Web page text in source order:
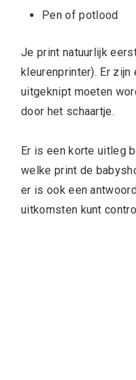
Pen of potlood
Je print natuurlijk
kleurenprinter). Er
uitgeknipt moeten
door het schaartje.
Er is een korte uitleg
welke print de
er is ook een
uitkomsten kunt